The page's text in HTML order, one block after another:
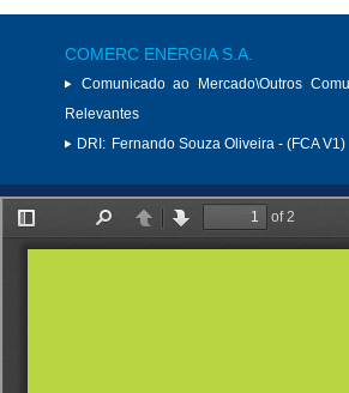
COMERC ENERGIA S.A.
Comunicado ao Mercado\Outros
Relevantes
DRI: Fernando Souza Oliveira - (FCA V1)